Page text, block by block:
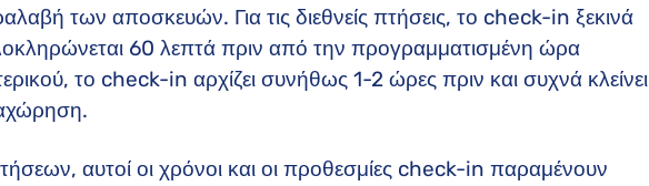
των αποσκευών. Για τις διεθνείς πτήσεις, το check-in ξεκινά
60 λεπτά πριν από την προγραμματισμένη ώρα
το check-in αρχίζει συνήθως 1-2 ώρες πριν και συχνά κλείνει
αυτοί οι χρόνοι και οι προθεσμίες check-in παραμένουν